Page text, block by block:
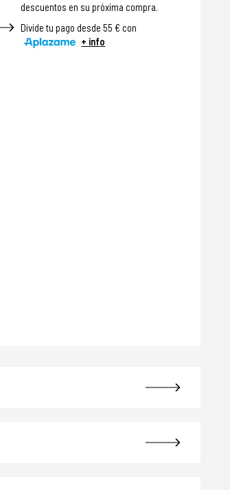
descuentos en su próxima compra.
Divide tu pago desde 55 € con
+ info